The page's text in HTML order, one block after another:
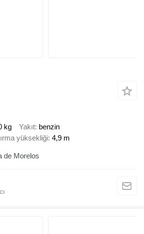
kg Yakıt benzin
yüksekliği 4,9 m
de Morelos